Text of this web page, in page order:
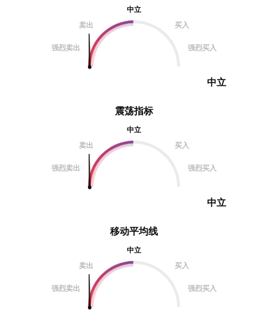
震荡指标
中立
卖出
买入
强烈卖出 强烈买入
中立
中立
卖出
买入
强烈卖出 强烈买入
中立
移动平均线
中立
卖出
买入
强烈卖出 强烈买入